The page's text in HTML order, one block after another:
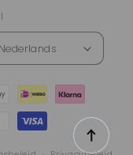
Nederlands